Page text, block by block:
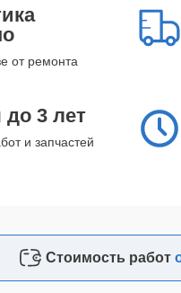
от ремонта
до 3 лет
и запчастей
Стоимость работ